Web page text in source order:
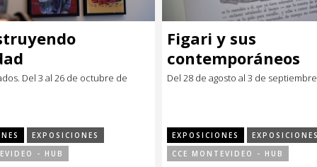
Del 3 al 26 de octubre de
EXPOSICIONES
- HUB
Figari y sus
contemporáneos
Del 28 de agosto al 3 de
EXPOSICIONES
CCE MONTEVIDEO - HUB